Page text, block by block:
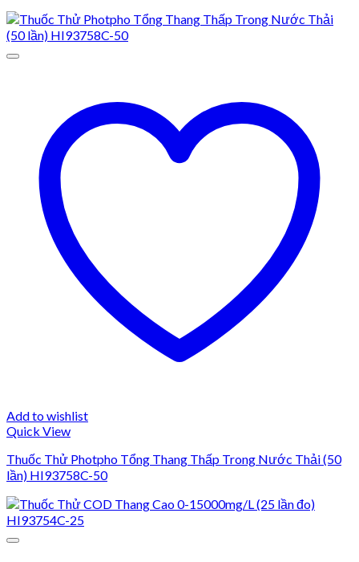
Add to wishlist
Quick View
Thuốc Thử Photpho Tổng Thang Thấp Trong Nước Thải (50
lần) HI93758C-50